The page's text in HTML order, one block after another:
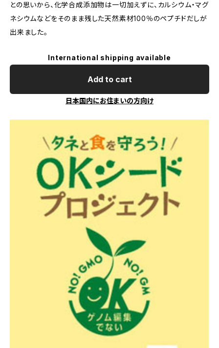
との思いから、化学合成添加物は一切加えずに、カルシウム・マグ
ネシウムなどをそのまま残した天然素材100％のペプチドだしが
出来ました。
International shipping available
Add to cart
日本国内にお住まいの方向け